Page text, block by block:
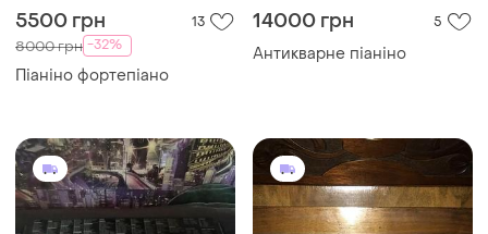
5500 грн 13
8000 грн -32%
Піаніно фортепіано
14000 грн 5
Антикварне піаніно